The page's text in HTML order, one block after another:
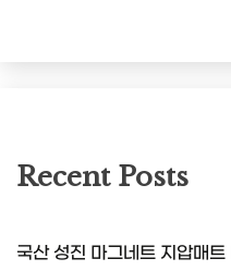
Recent Posts
국산 성진 마그네트 지압매